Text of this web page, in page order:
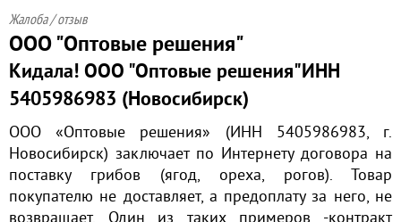
Жалоба / отзыв
ООО "Оптовые решения"
Кидала! ООО "Оптовые решения"ИНН
5405986983 (Новосибирск)
ООО «Оптовые решения» (ИНН 5405986983, г.
Новосибирск) заключает по Интернету договора на
поставку грибов (ягод, ореха, рогов). Товар
покупателю не доставляет, а предоплату за него, не